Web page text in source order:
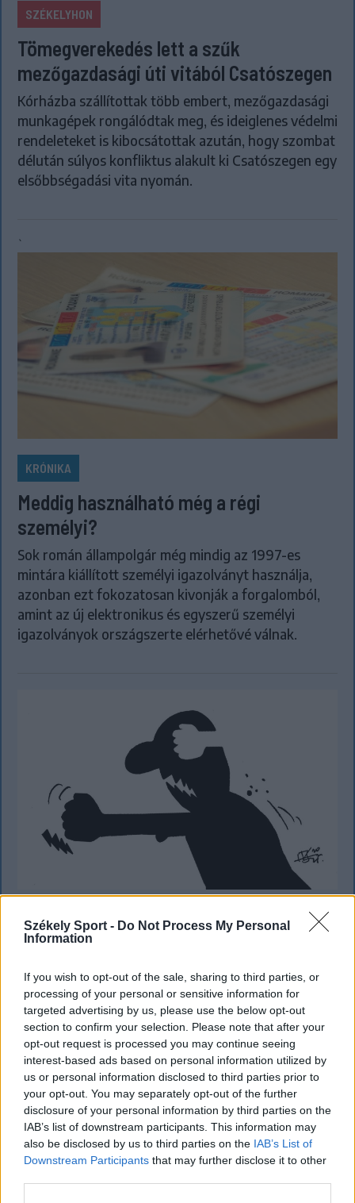
Székely Sport - Do Not Process My Personal
Information
If you wish to opt-out of the sale, sharing to third parties, or
processing of your personal or sensitive information for
targeted advertising by us, please use the below opt-out
section to confirm your selection. Please note that after your
opt-out request is processed you may continue seeing
interest-based ads based on personal information utilized by
us or personal information disclosed to third parties prior to
your opt-out. You may separately opt-out of the further
disclosure of your personal information by third parties on the
IAB’s list of downstream participants. This information may
also be disclosed by us to third parties on the IAB’s List of
Downstream Participants that may further disclose it to other
SZÉKELYHON
Tömegverekedés lett a szűk
mezőgazdasági úti vitából Csatószegen
Kórházba szállítottak több embert, mezőgazdasági
munkagépek rongálódtak meg, és ideiglenes védelmi
rendeleteket is kibocsátottak azután, hogy szombat
délután súlyos konfliktus alakult ki Csatószegen egy
elsőbbségadási vita nyomán.
`
KRÓNIKA
Meddig használható még a régi
személyi?
Sok román állampolgár még mindig az 1997-es
mintára kiállított személyi igazolványt használja,
azonban ezt fokozatosan kivonják a forgalomból,
amint az új elektronikus és egyszerű személyi
igazolványok országszerte elérhetővé válnak.
KRÓNIKA
kellene fejezni a magyar–magyar
acsarkodást
Életveszélyes fenyegetést kapott egy
magyarországi előadó, ezért lemondta székelyföldi
koncertjét. A botrány túlmutat Majkán, és a magyar
közélet nagyon aggasztó állapotairól árulkodik.